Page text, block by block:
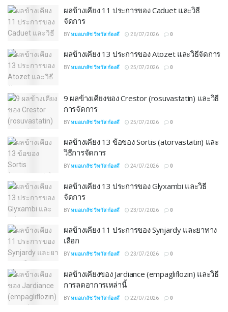
ผลข้างเคียง 11 ประการของ Caduet และวิธี
จัดการ
BYหมอเภสัช วิทวัส ก๋องดี 26/07/2026 0
ผลข้างเคียง 13 ประการของ Atozet และวิธีจัดการ
BYหมอเภสัช วิทวัส ก๋องดี 25/07/2026 0
9 ผลข้างเคียงของ Crestor (rosuvastatin) และวิธี
การจัดการ
BYหมอเภสัช วิทวัส ก๋องดี 25/07/2026 0
ผลข้างเคียง 13 ข้อของ Sortis (atorvastatin) และ
วิธีการจัดการ
BYหมอเภสัช วิทวัส ก๋องดี 24/07/2026 0
ผลข้างเคียง 13 ประการของ Glyxambi และวิธี
จัดการ
BYหมอเภสัช วิทวัส ก๋องดี 23/07/2026 0
ผลข้างเคียง 11 ประการของ Synjardy และยาทาง
เลือก
BYหมอเภสัช วิทวัส ก๋องดี 23/07/2026 0
ผลข้างเคียงของ Jardiance (empagliflozin) และวิธี
การลดอาการเหล่านี้
BYหมอเภสัช วิทวัส ก๋องดี 22/07/2026 0